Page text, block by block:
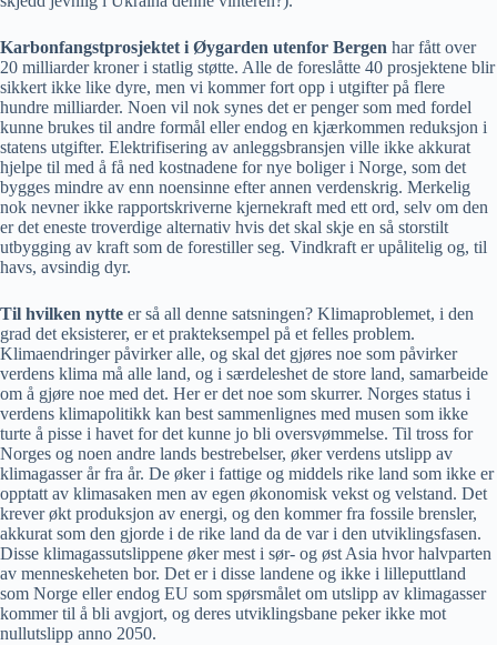
Karbonfangstprosjektet i Øygarden utenfor Bergen har fått over
20 milliarder kroner i statlig støtte. Alle de foreslåtte 40 prosjektene blir
sikkert ikke like dyre, men vi kommer fort opp i utgifter på flere
hundre milliarder. Noen vil nok synes det er penger som med fordel
kunne brukes til andre formål eller endog en kjærkommen reduksjon i
statens utgifter. Elektrifisering av anleggsbransjen ville ikke akkurat
hjelpe til med å få ned kostnadene for nye boliger i Norge, som det
bygges mindre av enn noensinne efter annen verdenskrig. Merkelig
nok nevner ikke rapportskriverne kjernekraft med ett ord, selv om den
er det eneste troverdige alternativ hvis det skal skje en så storstilt
utbygging av kraft som de forestiller seg. Vindkraft er upålitelig og, til
havs, avsindig dyr.
Til hvilken nytte er så all denne satsningen? Klimaproblemet, i den
grad det eksisterer, er et prakteksempel på et felles problem.
Klimaendringer påvirker alle, og skal det gjøres noe som påvirker
verdens klima må alle land, og i særdeleshet de store land, samarbeide
om å gjøre noe med det. Her er det noe som skurrer. Norges status i
verdens klimapolitikk kan best sammenlignes med musen som ikke
turte å pisse i havet for det kunne jo bli oversvømmelse. Til tross for
Norges og noen andre lands bestrebelser, øker verdens utslipp av
klimagasser år fra år. De øker i fattige og middels rike land som ikke er
opptatt av klimasaken men av egen økonomisk vekst og velstand. Det
krever økt produksjon av energi, og den kommer fra fossile brensler,
akkurat som den gjorde i de rike land da de var i den utviklingsfasen.
Disse klimagassutslippene øker mest i sør- og øst Asia hvor halvparten
av menneskeheten bor. Det er i disse landene og ikke i lilleputtland
som Norge eller endog EU som spørsmålet om utslipp av klimagasser
kommer til å bli avgjort, og deres utviklingsbane peker ikke mot
nullutslipp anno 2050.